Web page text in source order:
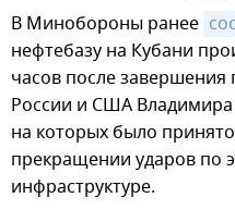
В Минобороны ранее
нефтебазу на Кубани
часов после завершения
России и США
на которых было
прекращении ударов по
инфраструктуре.